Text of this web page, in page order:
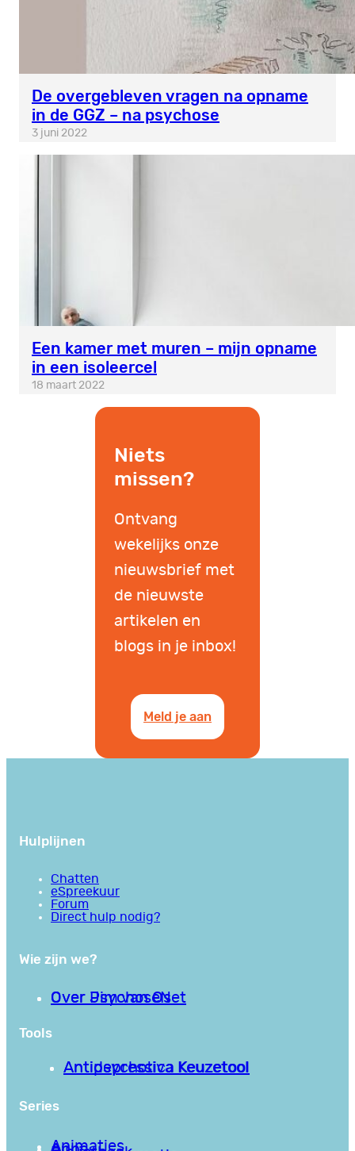
De overgebleven vragen na opname
in de GGZ – na psychose
3 juni 2022
Een kamer met muren – mijn opname
in een isoleercel
18 maart 2022
Niets
missen?
Ontvang
wekelijks onze
nieuwsbrief met
de nieuwste
artikelen en
blogs in je inbox!
Meld je aan
Hulplijnen
Chatten
eSpreekuur
Forum
Direct hulp nodig?
Wie zijn we?
Over PsychoseNet
Over Jim van Os
Tools
Antipsychotica Keuzetool
Antidepressiva Keuzetool
Series
Animaties